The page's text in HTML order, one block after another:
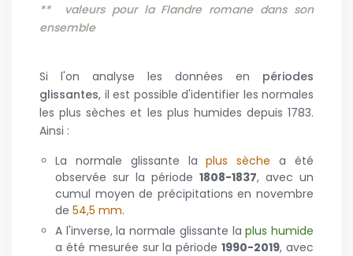
** valeurs pour la Flandre romane dans son
ensemble
Si l'on analyse les données en périodes
glissantes, il est possible d'identifier les normales
les plus sèches et les plus humides depuis 1783.
Ainsi :
La normale glissante laplus sèche a été
observée sur la période 1808-1837, avec un
cumul moyen de précipitations en novembre
de 54,5 mm.
A l'inverse, la normale glissante laplus humide
a été mesurée sur la période1990-2019, avec